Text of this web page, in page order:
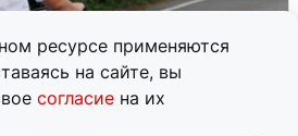
ресурсе применяются
на сайте, вы
согласие на их